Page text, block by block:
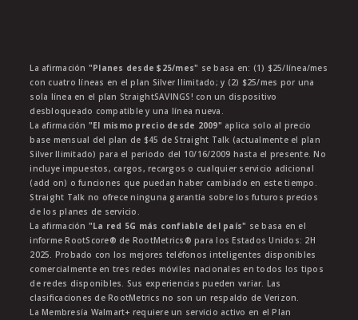
La afirmación "Planes desde $25/mes" se basa en: (1) $25/línea/mes
con cuatro líneas en el plan Silver Ilimitado; y (2) $25/mes por una
sola línea en el plan StraightSAVINGS! con un dispositivo
desbloqueado compatible y una línea nueva.
La afirmación "El mismo precio desde 2009" aplica solo al precio
base mensual del plan de $45 de Straight Talk (actualmente el plan
Silver Ilimitado) para el periodo del 10/16/2009 hasta el presente. No
incluye impuestos, cargos, recargos o cualquier servicio adicional
(add on) o funciones que puedan haber cambiado en este tiempo.
Straight Talk no ofrece ninguna garantía sobre los futuros precios
de los planes de servicio.
La afirmación "La red 5G más confiable del país" se basa en el
informe RootScore® de RootMetrics® para los Estados Unidos: 2H
2025. Probado con los mejores teléfonos inteligentes disponibles
comercialmente en tres redes móviles nacionales en todos los tipos
de redes disponibles. Sus experiencias pueden variar. Las
clasificaciones de RootMetrics no son un respaldo de Verizon.
La Membresía Walmart+ requiere un servicio activo en el Plan